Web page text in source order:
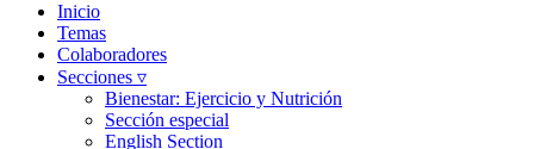
Inicio
Temas
Colaboradores
Secciones ▿
Bienestar: Ejercicio y Nutrición
Sección especial
English Section